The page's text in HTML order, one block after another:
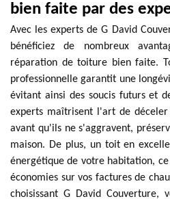
bien faite par des
Avec les experts de G David
bénéficiez de nombreux
réparation de toiture bien faite.
professionnelle garantit une
évitant ainsi des soucis futurs et
experts maîtrisent l'art de
avant qu'ils ne s'aggravent,
maison. De plus, un toit en
énergétique de votre habitation,
économies sur vos factures de
choisissant G David Couverture,